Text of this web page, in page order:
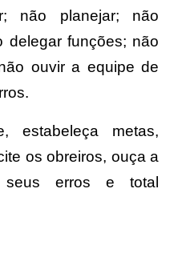
não planejar; não
delegar funções; não
ouvir a equipe de
estabeleça metas,
os obreiros, ouça a
seus erros e total